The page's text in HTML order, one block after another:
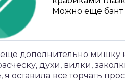
Можно ещё бант
дополнительно мишку
духи, вилки,
я оставила все торчать